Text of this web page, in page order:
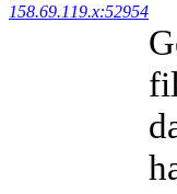
158.69.119.x:52954